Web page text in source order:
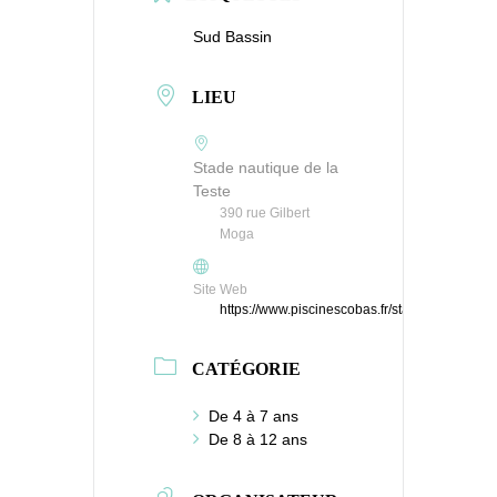
Sud Bassin
LIEU
Stade nautique de la
Teste
390 rue Gilbert
Moga
Site Web
https://www.piscinescobas.fr/
CATÉGORIE
De 4 à 7 ans
De 8 à 12 ans